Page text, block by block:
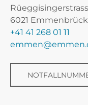
6021
+41 41 268 01 11